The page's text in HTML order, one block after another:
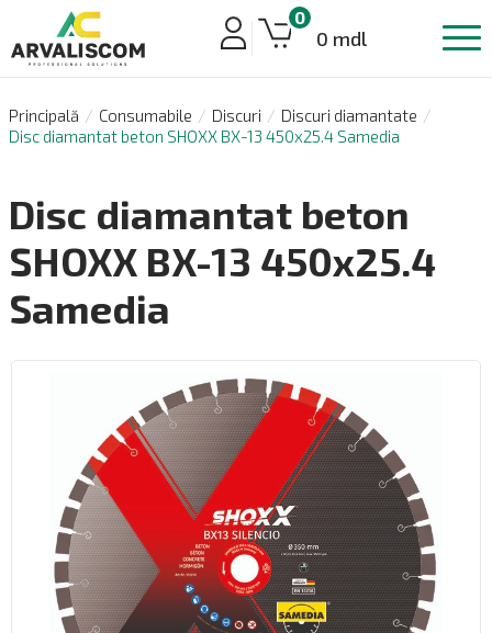
0
0 mdl
Principală Consumabile Discuri
Discuri diamantate
Disc diamantat beton SHOXX BX-13 450x25.4 Samedia
Disc diamantat beton
SHOXX BX-13 450x25.4
Samedia